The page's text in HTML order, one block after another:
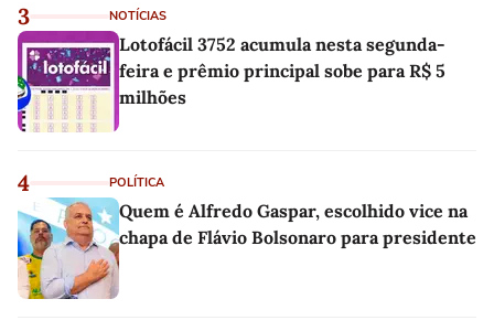
3 NOTÍCIAS
Lotofácil 3752 acumula nesta segunda-
feira e prêmio principal sobe para R$ 5
milhões
4 POLÍTICA
Quem é Alfredo Gaspar, escolhido vice na
chapa de Flávio Bolsonaro para presidente